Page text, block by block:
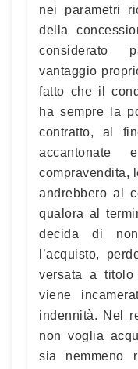
nei parametri
della
considerato
vantaggio
fatto che il
ha sempre la
contratto, al
accantonate
compravendita,
andrebbero al
qualora al
decida di
l’acquisto,
versata a
viene
indennità. Nel
non voglia
sia nemmeno